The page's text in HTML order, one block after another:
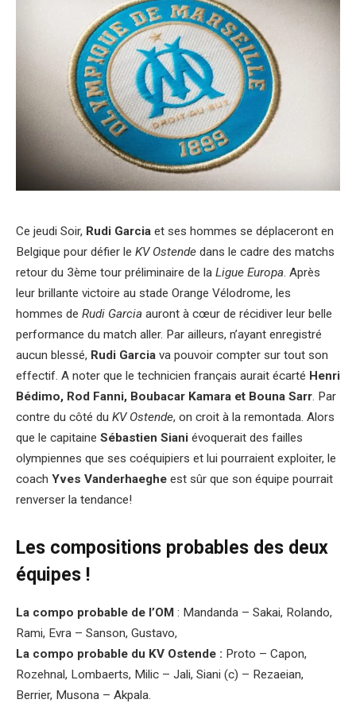
Ce jeudi Soir, Rudi Garcia et ses hommes se déplaceront en
Belgique pour défier le KV Ostende dans le cadre des matchs
retour du 3ème tour préliminaire de la Ligue Europa. Après
leur brillante victoire au stade Orange Vélodrome, les
hommes de Rudi Garcia auront à cœur de récidiver leur belle
performance du match aller. Par ailleurs, n’ayant enregistré
aucun blessé, Rudi Garcia va pouvoir compter sur tout son
effectif. A noter que le technicien français aurait écarté Henri
Bédimo, Rod Fanni, Boubacar Kamara et Bouna Sarr. Par
contre du côté du KV Ostende, on croit à la remontada. Alors
que le capitaine Sébastien Siani évoquerait des failles
olympiennes que ses coéquipiers et lui pourraient exploiter, le
coach Yves Vanderhaeghe est sûr que son équipe pourrait
renverser la tendance!
Les compositions probables des deux
équipes !
La compo probable de l’OM : Mandanda – Sakai, Rolando,
Rami, Evra – Sanson, Gustavo,
La compo probable du KV Ostende : Proto – Capon,
Rozehnal, Lombaerts, Milic – Jali, Siani (c) – Rezaeian,
Berrier, Musona – Akpala.